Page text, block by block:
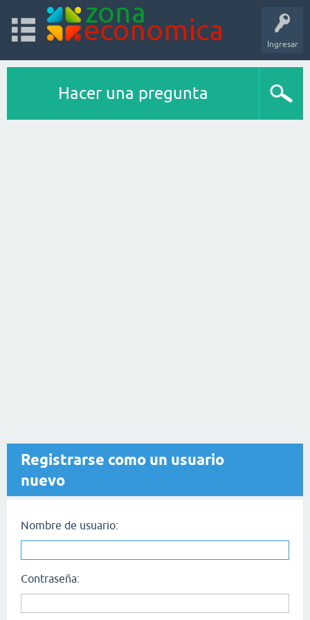
Ingresar
Hacer una pregunta
Registrarse como un usuario
nuevo
Nombre de usuario:
Contraseña: